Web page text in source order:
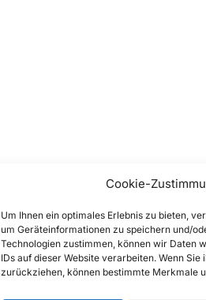
Cookie-
Um Ihnen ein optimales Erlebnis zu bieten,
um Geräteinformationen zu speichern und/
Technologien zustimmen, können wir Daten
IDs auf dieser Website verarbeiten. Wenn
zurückziehen, können bestimmte Merkmale